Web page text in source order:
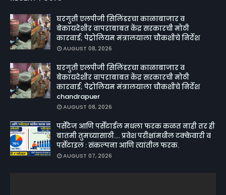
घरगुती एलपीजी सिलिंडरचा काळाबाजार व
बेकायदेशीर वापराबाबत केंद्र सरकारची मोठी
कारवाई; पेट्रोलियम मंत्रालयाला चौकशीचे निर्देश
AUGUST 08, 2026
घरगुती एलपीजी सिलिंडरचा काळाबाजार व
बेकायदेशीर वापराबाबत केंद्र सरकारची मोठी
कारवाई; पेट्रोलियम मंत्रालयाला चौकशीचे निर्देश
chandrapuer
AUGUST 08, 2026
पर्सेंटेज आणि पर्सेंटाईल मधला फरक कळत नाही तर ही
बातमी तुमच्यासाठी.... प्रवेश परीक्षांमधील टक्केवारी व
पर्सेटाइल : संकल्पना आणि त्यांतील फरक.
AUGUST 07, 2026